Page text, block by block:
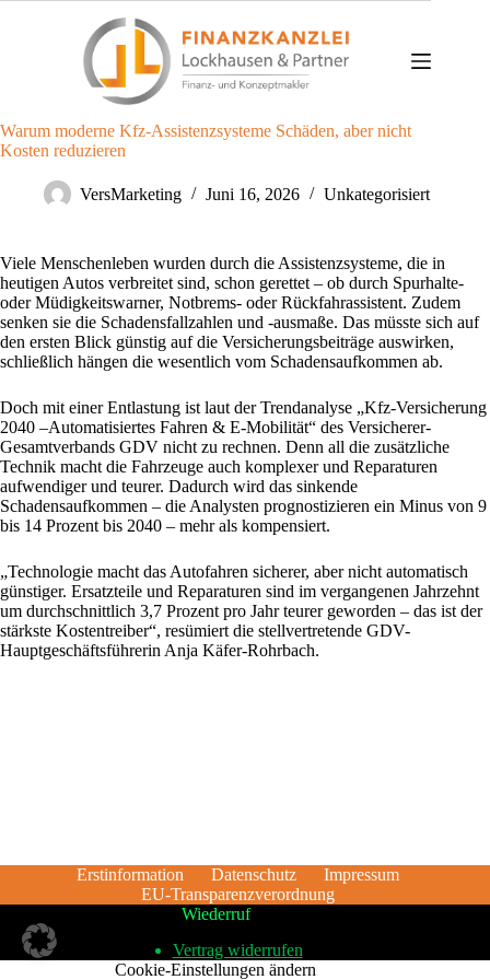
Warum moderne Kfz-Assistenzsysteme Schäden, aber nicht
Kosten reduzieren
VersMarketing Juni 16, 2026 Unkategorisiert
Viele Menschenleben wurden durch die Assistenzsysteme, die in
heutigen Autos verbreitet sind, schon gerettet – ob durch Spurhalte-
oder Müdigkeitswarner, Notbrems- oder Rückfahrassistent. Zudem
senken sie die Schadensfallzahlen und -ausmaße. Das müsste sich auf
den ersten Blick günstig auf die Versicherungsbeiträge auswirken,
schließlich hängen die wesentlich vom Schadensaufkommen ab.
Doch mit einer Entlastung ist laut der Trendanalyse „Kfz-Versicherung
2040 –Automatisiertes Fahren & E-Mobilität“ des Versicherer-
Gesamtverbands GDV nicht zu rechnen. Denn all die zusätzliche
Technik macht die Fahrzeuge auch komplexer und Reparaturen
aufwendiger und teurer. Dadurch wird das sinkende
Schadensaufkommen – die Analysten prognostizieren ein Minus von 9
bis 14 Prozent bis 2040 – mehr als kompensiert.
„Technologie macht das Autofahren sicherer, aber nicht automatisch
günstiger. Ersatzteile und Reparaturen sind im vergangenen Jahrzehnt
um durchschnittlich 3,7 Prozent pro Jahr teurer geworden – das ist der
stärkste Kostentreiber“, resümiert die stellvertretende GDV-
Hauptgeschäftsführerin Anja Käfer-Rohrbach.
Erstinformation Datenschutz
Impressum
EU-Transparenzverordnung
Wiederruf
Vertrag widerrufen
Cookie-Einstellungen ändern